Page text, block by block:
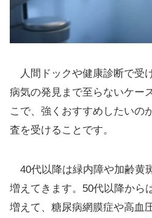
人間ドックや健康診断で受
病気の発見まで至らないケー
こで、強くおすすめしたいの
査を受けることです。
40代以降は緑内障や加齢黄
増えてきます。50代以降から
増えて、糖尿病網膜症や高血